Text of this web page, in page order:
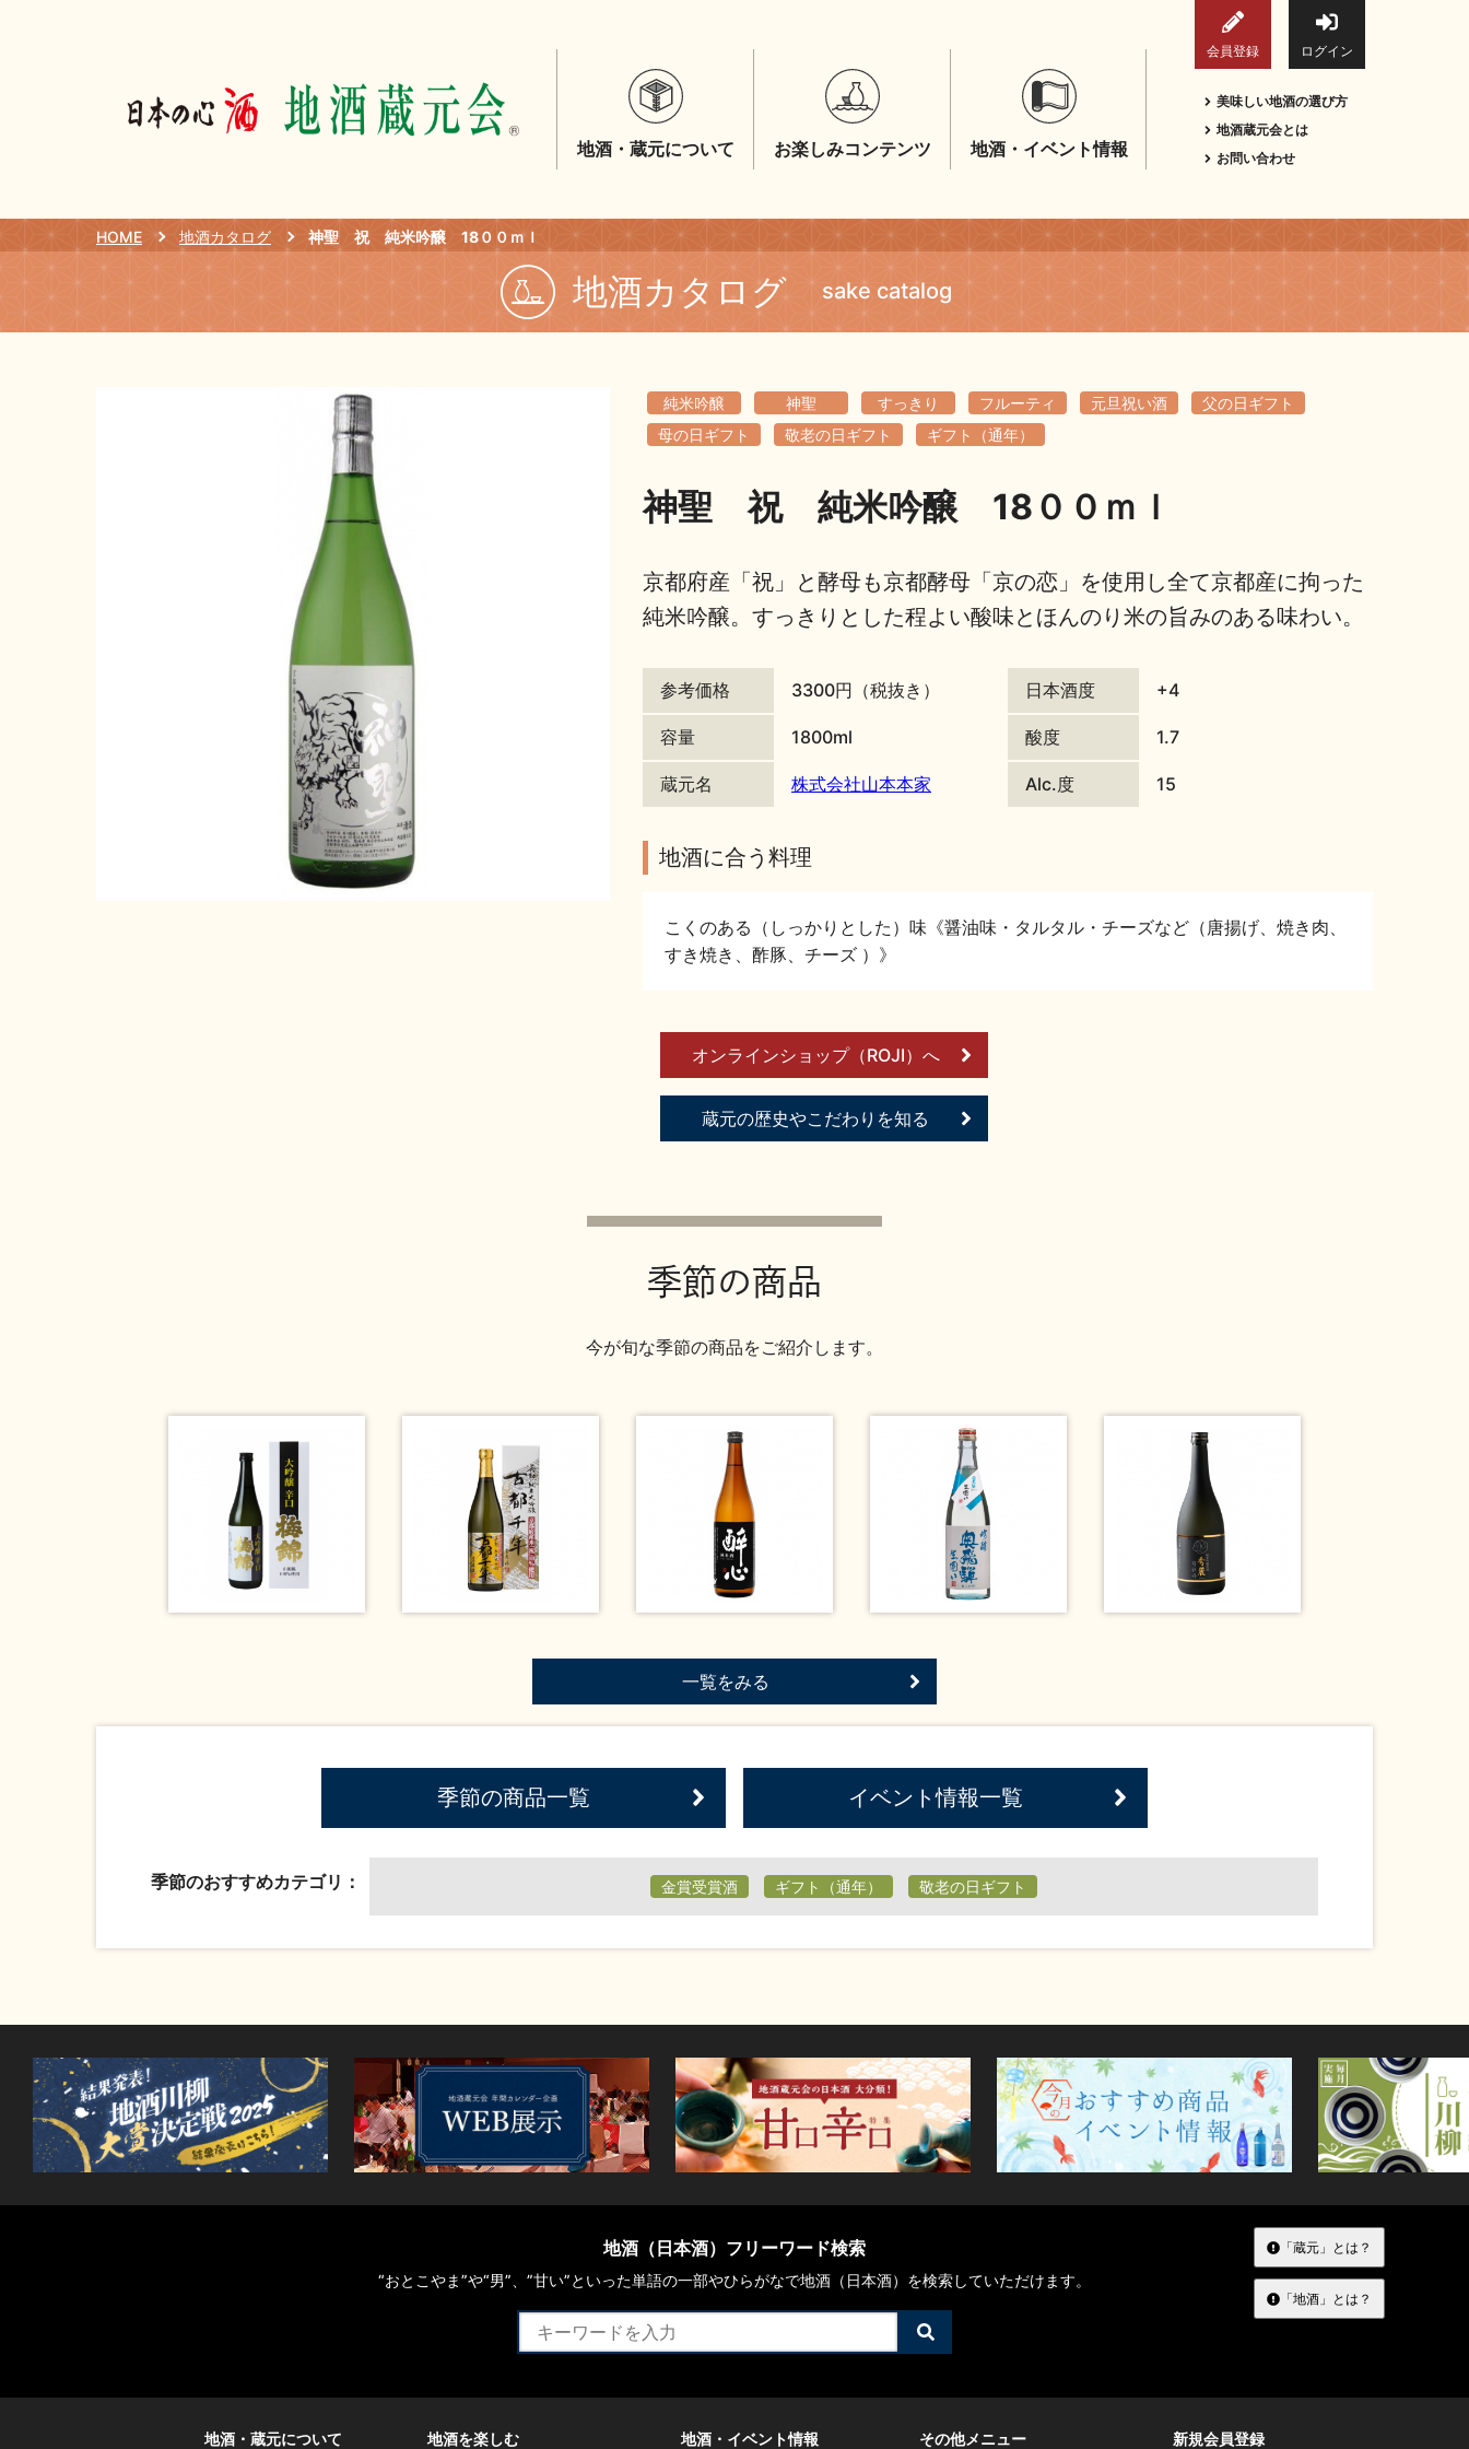
会員登録 ログイン
地酒・蔵元について お楽しみコンテンツ 地酒・イベント情報
美味しい地酒の選び方
地酒蔵元会とは
お問い合わせ
HOME 地酒カタログ 神聖 祝 純米吟醸 18００ｍｌ
地酒カタログ sake catalog
純米吟醸 神聖 すっきり フルーティ 元旦祝い酒
父の日ギフト
母の日ギフト
敬老の日ギフト ギフト（通年）
神聖 祝 純米吟醸 18００ｍｌ
京都府産「祝」と酵母も京都酵母「京の恋」を使用し全て京都産に拘った
純米吟醸。すっきりとした程よい酸味とほんのり米の旨みのある味わい。
参考価格 3300円（税抜き）
容量 1800ml
蔵元名 株式会社山本本家
日本酒度 +4
酸度 1.7
Alc.度 15
地酒に合う料理
こくのある（しっかりとした）味《醤油味・タルタル・チーズなど（唐揚げ、焼き肉、
すき焼き、酢豚、チーズ ）》
オンラインショップ（ROJI）へ
蔵元の歴史やこだわりを知る
季節の商品
今が旬な季節の商品をご紹介します。
一覧をみる
季節の商品一覧 イベント情報一覧
季節のおすすめカテゴリ： 金賞受賞酒 ギフト（通年） 敬老の日ギフト
地酒（日本酒）フリーワード検索
“おとこやま”や“男”、”甘い”といった単語の一部やひらがなで地酒（日本酒）を検索していただけます。
検
索
「蔵元」とは？
「地酒」とは？
地酒・蔵元について 地酒を楽しむ 地酒・イベント情報 その他メニュー 新規会員登録